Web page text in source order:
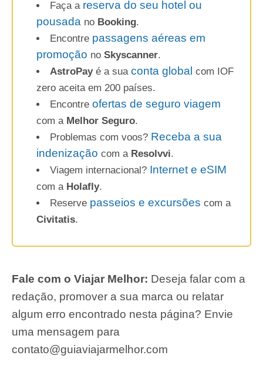
Faça a reserva do seu hotel ou
pousada no Booking.
Encontre passagens aéreas em
promoção no Skyscanner.
AstroPayé a sua conta global com IOF
zero aceita em 200 países.
Encontre ofertas de seguro viagem
com a Melhor Seguro.
Problemas com voos? Receba a sua
indenização com a Resolvvi.
Viagem internacional? Internet e eSIM
com a Holafly.
Reserve passeios e excursões com a
Civitatis.
Fale com o Viajar Melhor: Deseja falar com a
redação, promover a sua marca ou relatar
algum erro encontrado nesta página? Envie
uma mensagem para
contato@guiaviajarmelhor.com